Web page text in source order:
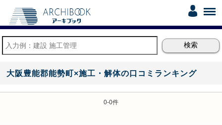
大阪豊能郡能勢町×施工・解体の口コミランキング
0-0件